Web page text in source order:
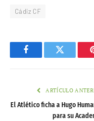
Cádiz CF
FacebookTwitter
ARTÍCULO
El Atlético ficha a Hugo
para su